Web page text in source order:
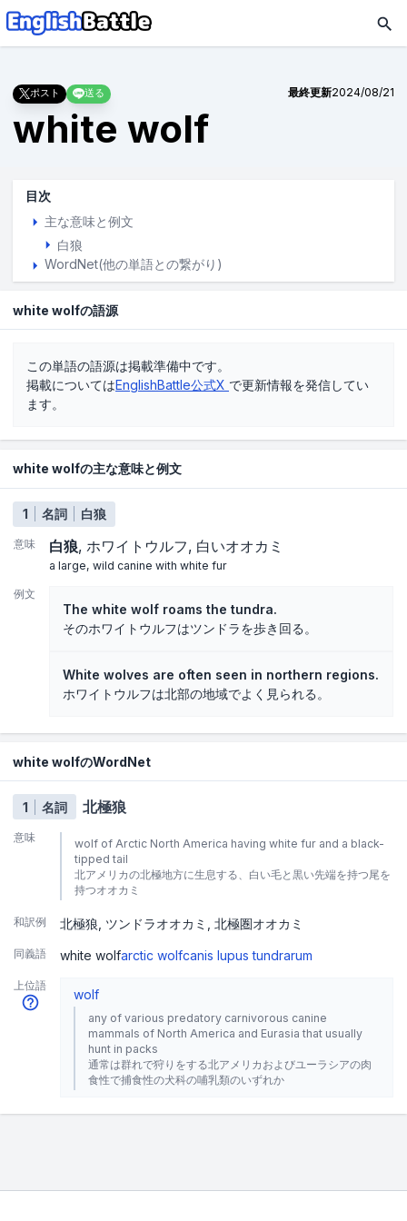
ポスト 送る 最終更新2024/08/21
white wolf
目次
主な意味と例文
白狼
WordNet(他の単語との繋がり)
white wolfの語源
この単語の語源は掲載準備中です。
掲載についてはEnglishBattle公式X で更新情報を発信してい
ます。
white wolfの主な意味と例文
1 名詞 白狼
意味 白狼 ホワイトウルフ 白いオオカミ
a large, wild canine with white fur
例文
The white wolf roams the tundra.
そのホワイトウルフはツンドラを歩き回る。
White wolves are often seen in northern regions.
ホワイトウルフは北部の地域でよく見られる。
white wolfのWordNet
1 名詞 北極狼
意味
wolf of Arctic North America having white fur and a black-
tipped tail
北アメリカの北極地方に生息する、白い毛と黒い先端を持つ尾を
持つオオカミ
和訳例 北極狼 ツンドラオオカミ 北極圏オオカミ
同義語 white wolfarctic wolfcanis lupus tundrarum
上位語
wolf
any of various predatory carnivorous canine
mammals of North America and Eurasia that usually
hunt in packs
通常は群れで狩りをする北アメリカおよびユーラシアの肉
食性で捕食性の犬科の哺乳類のいずれか